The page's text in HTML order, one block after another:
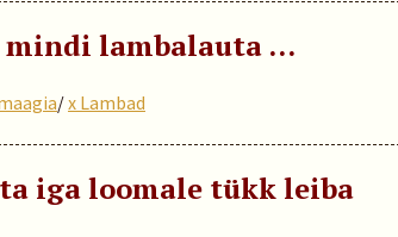
lambalauta …
/x Lambad
iga loomale tükk leiba